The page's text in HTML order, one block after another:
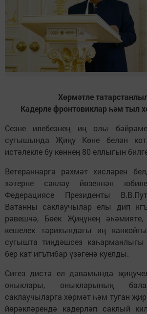
Хөрмәтле
Кадерле фронтовиклар һәм тыл
Сезне илебезнең иң олы
сугышында Җиңү Көне белән
истәлекле бу көннең 80 еллыгын
Ветераннарга рәхмәт хисләрен
хәтерне саклау йөзеннән
Федерациясе Президенты
Ватанны саклаучылар елы дип
рәвешчә, Бөек Җиңүнең
кешелек тарихындагы иң
сугышта тиңдәшсез
бер кат игътибар үзәгенә куелды.
Сигез дистә ел дәвамында
оныклары, оныкларының
саклаучыларга хөрмәт һәм туган
йөрәкләрендә кадерләп саклый